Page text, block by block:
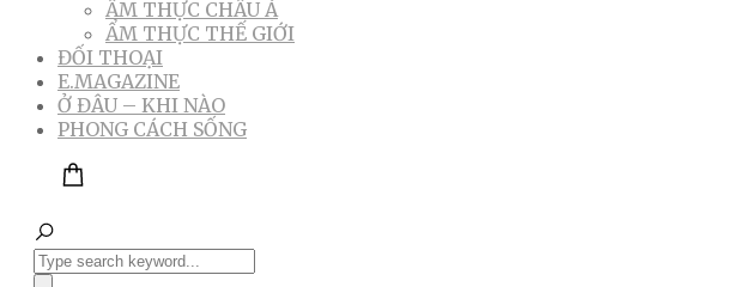
ẨM THỰC CHÂU Á
ẨM THỰC THẾ GIỚI
ĐỐI THOẠI
E.MAGAZINE
Ở ĐÂU – KHI NÀO
PHONG CÁCH SỐNG